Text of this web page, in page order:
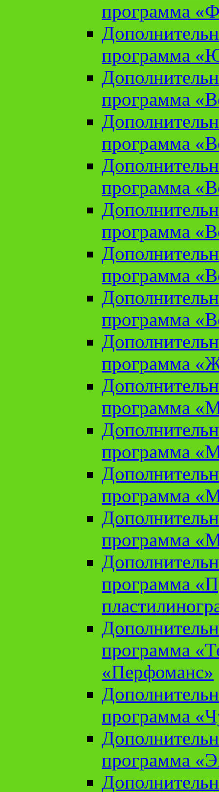
программа
программа
программа
программа
программа
программа
программа
программа
программа
программа
программа
программа
программа
программа
программа
«Перфоманс»
программа
программа